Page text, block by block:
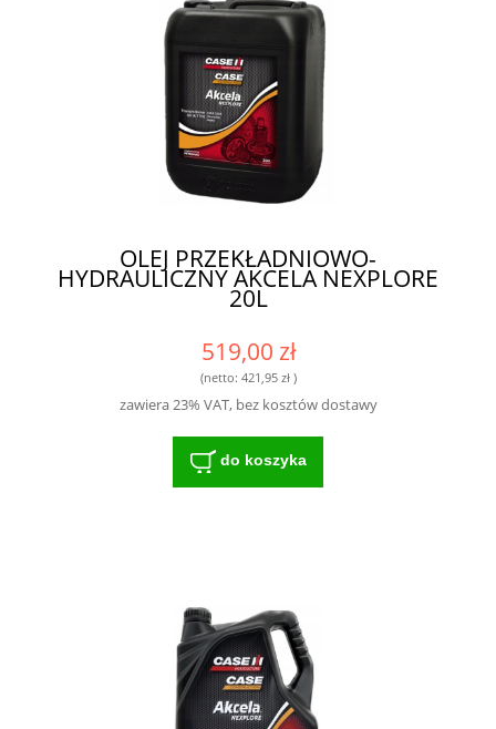
OLEJ PRZEKŁADNIOWO-
HYDRAULICZNY AKCELA NEXPLORE
20L
519,00 zł
(netto: 421,95 zł)
zawiera 23% VAT, bez kosztów dostawy
do koszyka